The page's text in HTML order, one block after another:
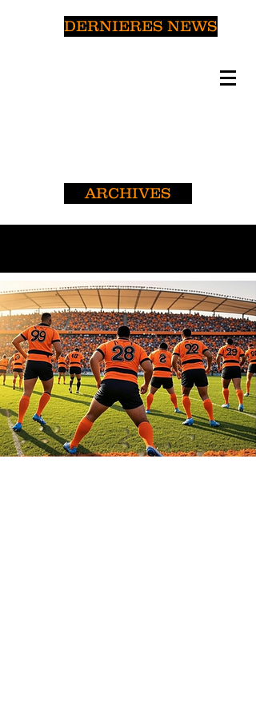
DERNIERES NEWS
ARCHIVES